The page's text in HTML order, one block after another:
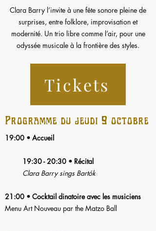
Clara Barry l’invite à une fête sonore pleine de
surprises, entre folklore, improvisation et
modernité. Un trio libre comme l’air, pour une
odyssée musicale à la frontière des styles.
Tickets
Programme du jeudi 9 octobre
19:00 • Accueil
19:30 - 20:30 • Récital
Clara Barry sings Bartók
21:00 • Cocktail dinatoire avec les musiciens
Menu Art Nouveau par the Matzo Ball